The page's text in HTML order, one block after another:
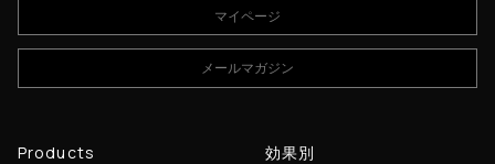
マイページ
メールマガジン
Products 効果別